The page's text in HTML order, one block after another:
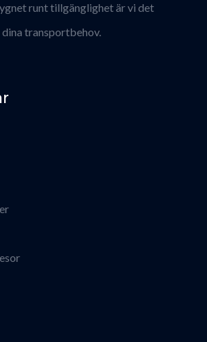
runt tillgänglighet är vi det
transportbehov.